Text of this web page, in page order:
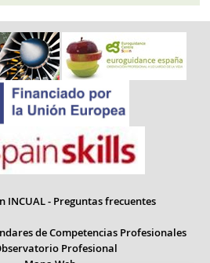
INCUAL - Preguntas frecuentes
de Competencias Profesionales
Profesional